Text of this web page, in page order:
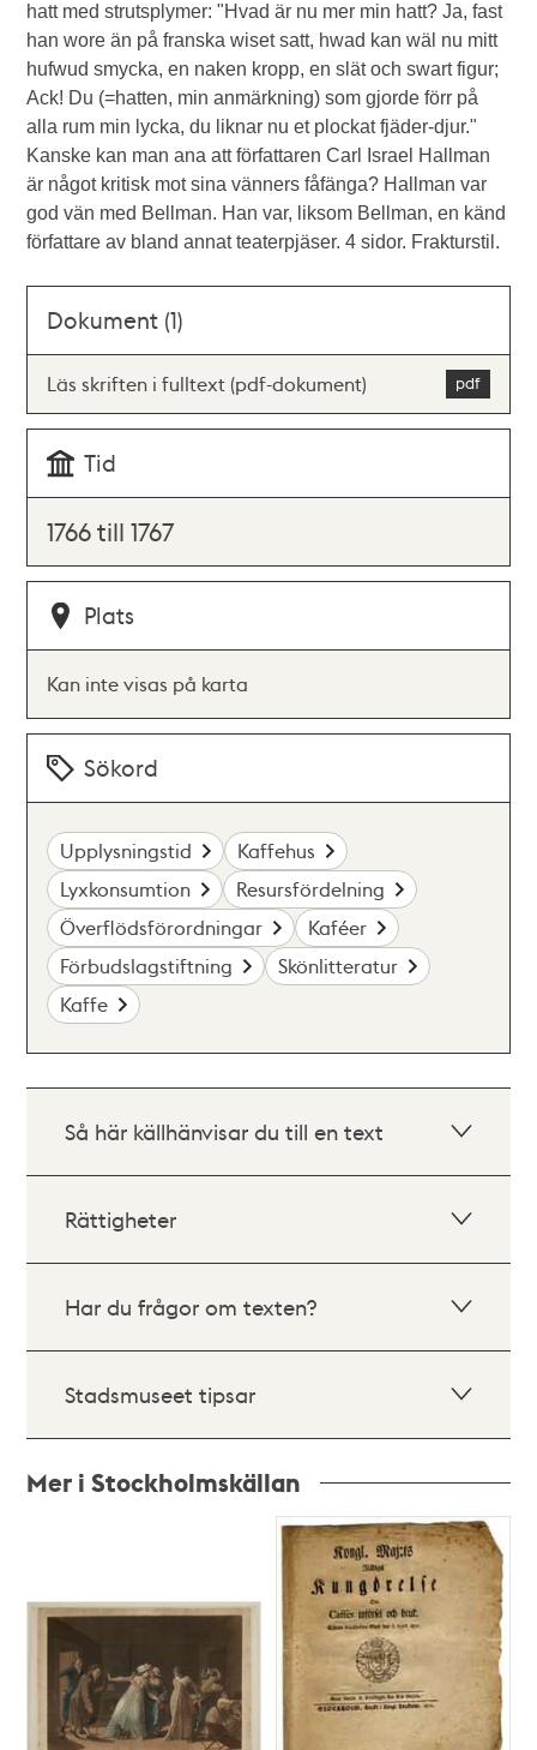
hatt med strutsplymer: "Hvad är nu mer min hatt? Ja, fast
han wore än på franska wiset satt, hwad kan wäl nu mitt
hufwud smycka, en naken kropp, en slät och swart figur;
Ack! Du (=hatten, min anmärkning) som gjorde förr på
alla rum min lycka, du liknar nu et plockat fjäder-djur."
Kanske kan man ana att författaren Carl Israel Hallman
är något kritisk mot sina vänners fåfänga? Hallman var
god vän med Bellman. Han var, liksom Bellman, en känd
författare av bland annat teaterpjäser. 4 sidor. Frakturstil.
Dokument (1)
Läs skriften i fulltext (pdf-dokument)
Tid
1766 till 1767
Plats
Kan inte visas på karta
Sökord
Upplysningstid
Kaffehus
Lyxkonsumtion
Resursfördelning
Överflödsförordningar
Kaféer
Förbudslagstiftning
Skönlitteratur
Kaffe
Så här källhänvisar du till en text
Rättigheter
Har du frågor om texten?
Stadsmuseet tipsar
Mer i Stockholmskällan
teman